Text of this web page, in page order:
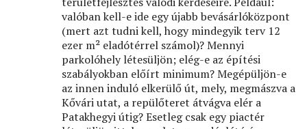
valóban kell-e ide egy újabb bevásárlóközpont
(mert azt tudni kell, hogy mindegyik terv 12
ezer m² eladótérrel számol)? Mennyi
parkolóhely létesüljön; elég-e az építési
szabályokban előírt minimum? Megépüljön-e
az innen induló elkerülő út, mely, megmászva a
Kővári utat, a repülőteret átvágva elér a
Patakhegyi útig? Esetleg csak egy piactér